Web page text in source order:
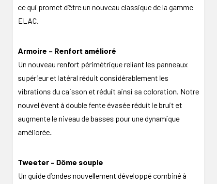
ce qui promet d’être un nouveau classique de la gamme
ELAC.
Armoire – Renfort amélioré
Un nouveau renfort périmétrique reliant les panneaux
supérieur et latéral réduit considérablement les
vibrations du caisson et réduit ainsi sa coloration. Notre
nouvel évent à double fente évasée réduit le bruit et
augmente le niveau de basses pour une dynamique
améliorée.
Tweeter – Dôme souple
Un guide d’ondes nouvellement développé combiné à